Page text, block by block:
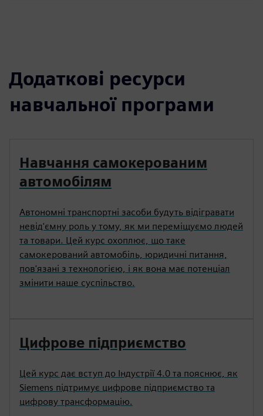
Додаткові ресурси
навчальної програми
Навчання самокерованим
автомобілям
Автономні транспортні засоби будуть відігравати
невід'ємну роль у тому, як ми переміщуємо людей
та товари. Цей курс охоплює, що таке
самокерований автомобіль, юридичні питання,
пов'язані з технологією, і як вона має потенціал
змінити наше суспільство.
Цифрове підприємство
Цей курс дає вступ до Індустрії 4.0 та пояснює, як
Siemens підтримує цифрове підприємство та
цифрову трансформацію.